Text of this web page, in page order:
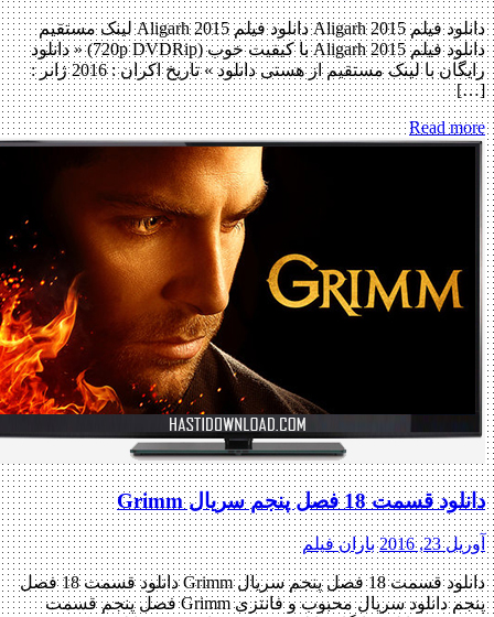
دانلود فیلم Aligarh 2015 دانلود فیلم Aligarh 2015 لینک مستقیم
دانلود فیلم Aligarh 2015 با کیفیت خوب (720p DVDRip) « دانلود
رایگان با لینک مستقیم از هستی دانلود » تاریخ اکران : 2016 ژانر :
[…]
Read more
دانلود قسمت 18 فصل پنجم سریال Grimm
آوریل 23, 2016 باران فیلم
دانلود قسمت 18 فصل پنجم سریال Grimm دانلود قسمت 18 فصل
پنجم دانلود سریال محبوب و فانتزی Grimm فصل پنجم قسمت